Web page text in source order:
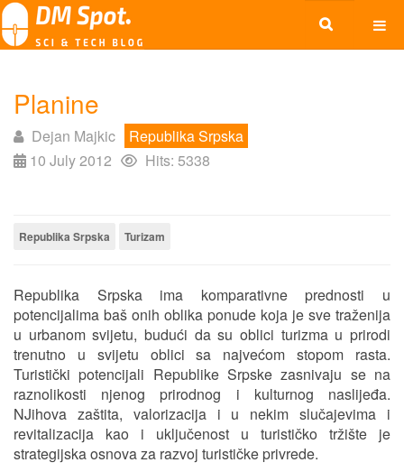
Planine
Dejan Majkic
Republika Srpska
10 July 2012
Hits: 5338
Republika Srpska Turizam
Republika Srpska ima komparativne prednosti u
potencijalima baš onih oblika ponude koja je sve traženija
u urbanom svijetu, budući da su oblici turizma u prirodi
trenutno u svijetu oblici sa najvećom stopom rasta.
Turistički potencijali Republike Srpske zasnivaju se na
raznolikosti njenog prirodnog i kulturnog naslijeđa.
NJihova zaštita, valorizacija i u nekim slučajevima i
revitalizacija kao i uključenost u turističko tržište je
strategijska osnova za razvoj turističke privrede.